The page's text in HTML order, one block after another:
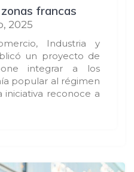
francas
2025
Industria y
un proyecto de
integrar a los
popular al régimen
iniciativa reconoce a